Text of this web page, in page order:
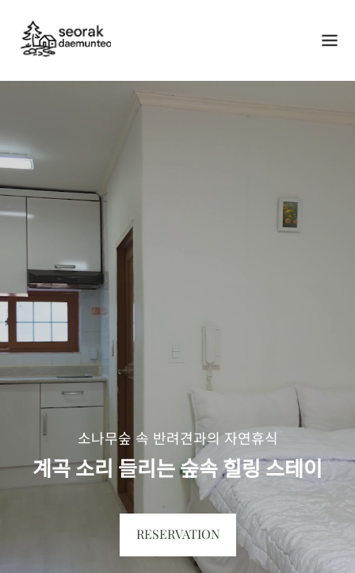
소나무숲 속 반려견과의 자연휴식
계곡 소리 들리는 숲속 힐링 스테이
RESERVATION